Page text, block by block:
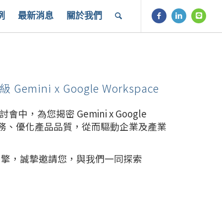
最新消息 關於我們
Gemini x Google Workspace
會中，為您揭密 Gemini x Google
優化產品品質，從而驅動企業及產業
，誠摯邀請您，與我們一同探索